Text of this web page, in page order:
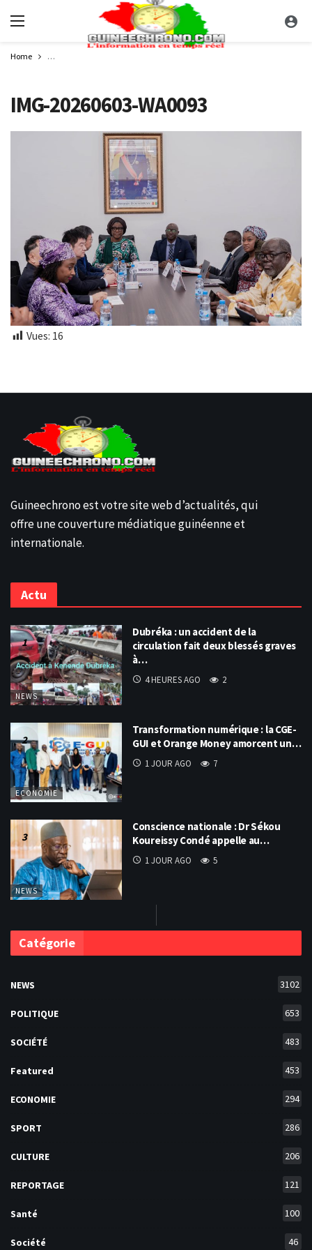
Home Barrage à buts multiples de Fomi : le Ministre de l’Énergie intensifie les
IMG-20260603-WA0093
Vues: 16
Guineechrono est votre site web d’actualités, qui
offre une couverture médiatique guinéenne et
internationale.
Actu
NEWS
Dubréka : un accident de la
circulation fait deux blessés graves
à…
4 HEURES AGO 2
ECONOMIE
Transformation numérique : la CGE-
GUI et Orange Money amorcent un…
1 JOUR AGO 7
NEWS
Conscience nationale : Dr Sékou
Koureissy Condé appelle au…
1 JOUR AGO 5
Catégorie
NEWS 3102
POLITIQUE 653
SOCIÉTÉ 483
Featured 453
ECONOMIE 294
SPORT 286
CULTURE 206
REPORTAGE 121
Santé 100
Société 46